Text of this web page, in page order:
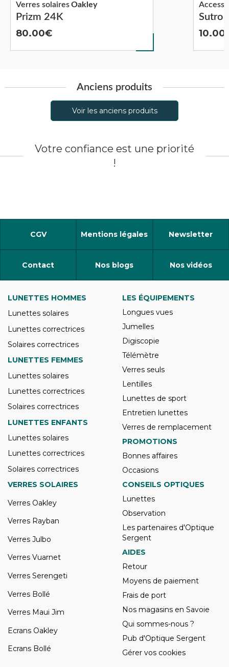
Prizm 24K
Verres solairesOakley
80.00
Sutro
10.00
Anciens produits
Voir les anciens produits
Votre confiance est une priorité
!
CGV Mentions légales Newsletter
Contact Nos blogs Nos vidéos
LUNETTES HOMMES
Lunettes solaires
Lunettes correctrices
Solaires correctrices
LUNETTES FEMMES
Lunettes solaires
Lunettes correctrices
Solaires correctrices
LUNETTES ENFANTS
Lunettes solaires
Lunettes correctrices
Solaires correctrices
LES ÉQUIPEMENTS
Longues vues
Jumelles
Digiscopie
Télémètre
Verres seuls
Lentilles
Lunettes de sport
Entretien lunettes
Verres de remplacement
PROMOTIONS
Bonnes affaires
Occasions
VERRES SOLAIRES
Verres Oakley
Verres Rayban
Verres Julbo
Verres Vuarnet
Verres Serengeti
Verres Bollé
Verres Maui Jim
Ecrans Oakley
Ecrans Bollé
CONSEILS OPTIQUES
Lunettes
Observation
Les partenaires d'Optique
Sergent
AIDES
Retour
Moyens de paiement
Frais de port
Nos magasins en Savoie
Qui sommes-nous ?
Pub d'Optique Sergent
Gérer vos cookies